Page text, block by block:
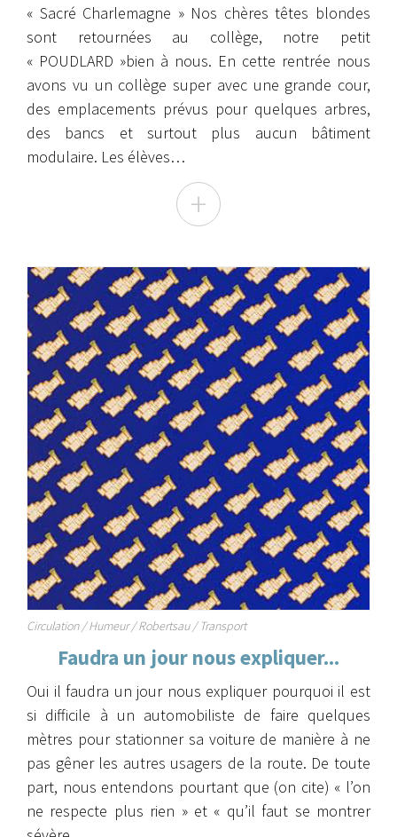
« Sacré Charlemagne » Nos chères têtes blondes
sont retournées au collège, notre petit
« POUDLARD »bien à nous. En cette rentrée nous
avons vu un collège super avec une grande cour,
des emplacements prévus pour quelques arbres,
des bancs et surtout plus aucun bâtiment
modulaire. Les élèves…
+
Circulation / Humeur / Robertsau / Transport
Faudra un jour nous expliquer...
Oui il faudra un jour nous expliquer pourquoi il est
si difficile à un automobiliste de faire quelques
mètres pour stationner sa voiture de manière à ne
pas gêner les autres usagers de la route. De toute
part, nous entendons pourtant que (on cite) « l’on
ne respecte plus rien » et « qu’il faut se montrer